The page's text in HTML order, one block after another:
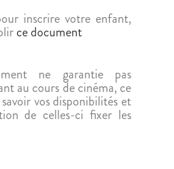
inscrire votre enfant,
ce document
ne garantie pas
au cours de cinéma, ce
vos disponibilités et
de celles-ci fixer les